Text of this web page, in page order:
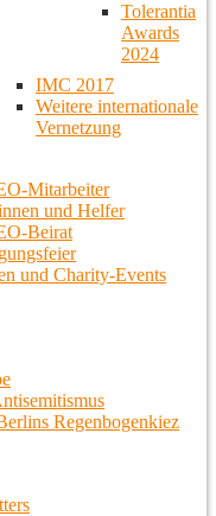
Tolerantia
Awards
2024
IMC 2017
Weitere internationale
Vernetzung
Mitarbeiter
und Helfer
Beirat
und Charity-Events
Regenbogenkiez